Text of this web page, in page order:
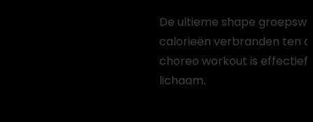
De ultieme shape
calorieën verbranden ten
choreo workout is
lichaam.